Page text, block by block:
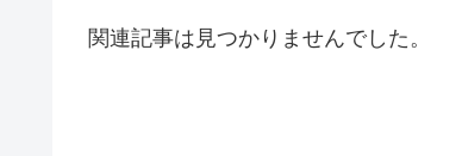
関連記事は見つかりませんでした。